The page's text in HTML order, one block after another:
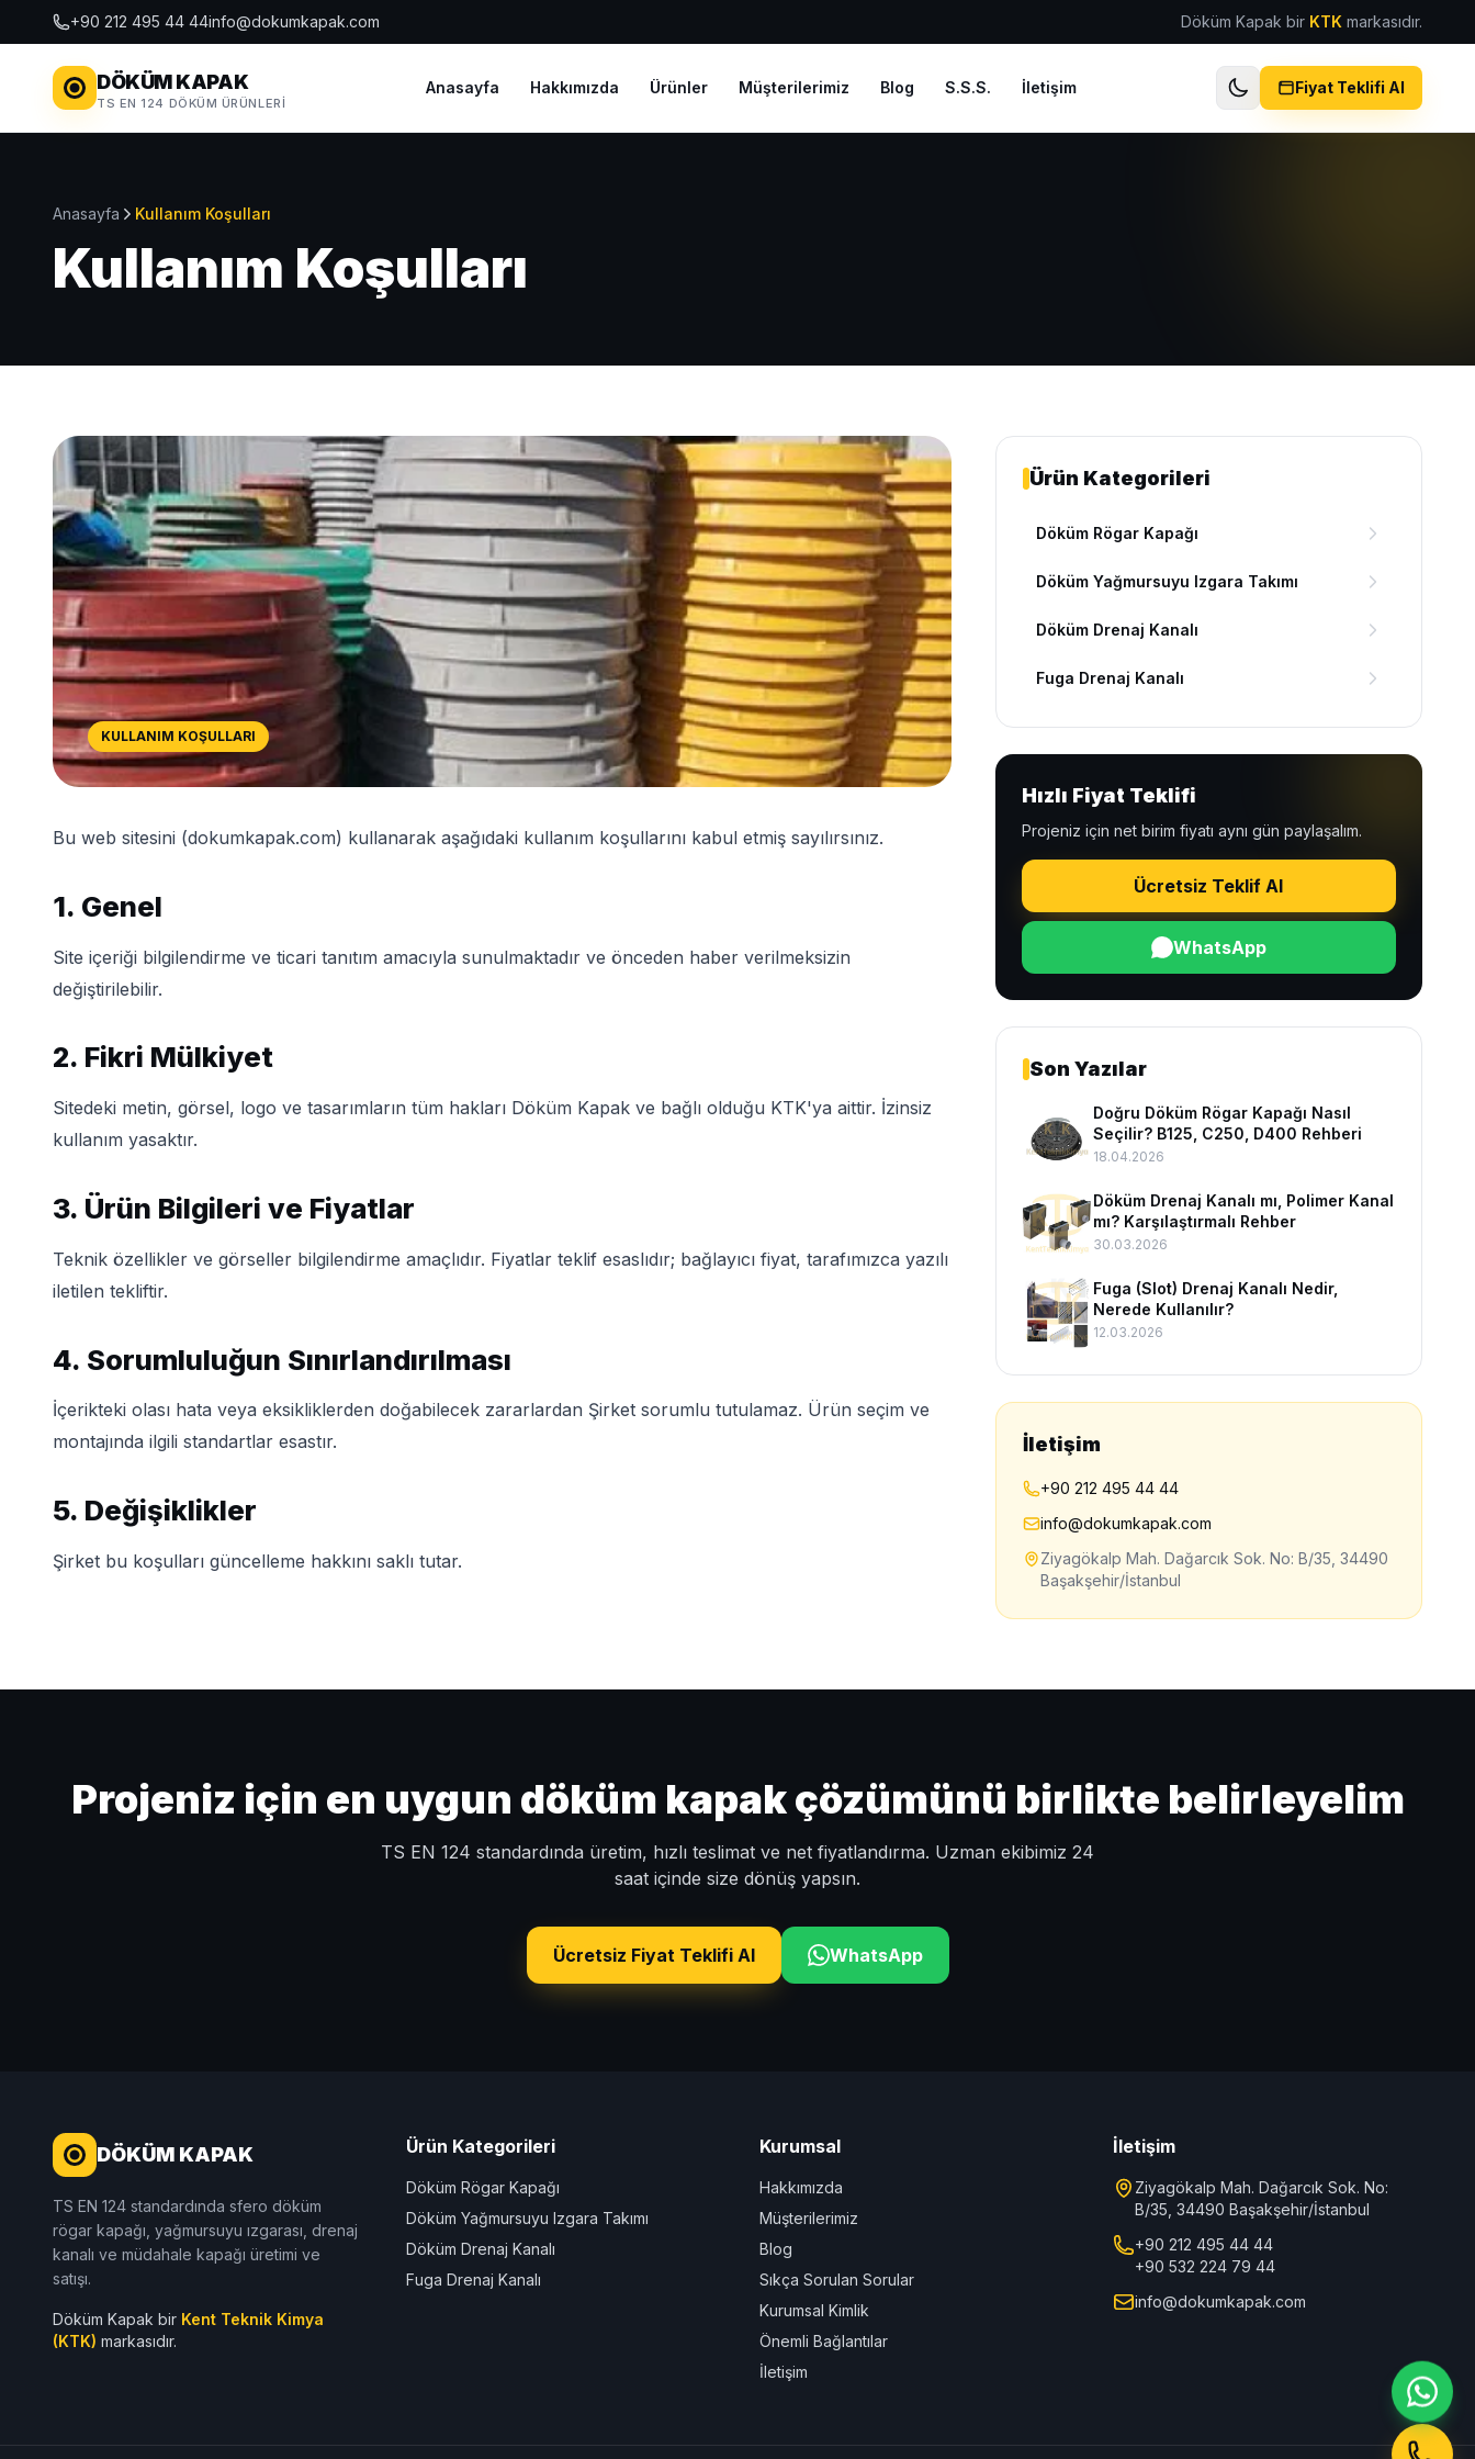
+90 212 495 44 44info@dokumkapak.com Döküm Kapak bir KTK markasıdır.
DÖKÜM KAPAK
TS EN 124 DÖKÜM ÜRÜNLERI
Anasayfa Hakkımızda Ürünler Müşterilerimiz Blog S.S.S. İletişim Fiyat Teklifi Al
Anasayfa Kullanım Koşulları
Kullanım Koşulları
KULLANIM KOŞULLARI
Bu web sitesini (dokumkapak.com) kullanarak aşağıdaki kullanım koşullarını kabul etmiş sayılırsınız.
1. Genel
Site içeriği bilgilendirme ve ticari tanıtım amacıyla sunulmaktadır ve önceden haber verilmeksizin
değiştirilebilir.
2. Fikri Mülkiyet
Sitedeki metin, görsel, logo ve tasarımların tüm hakları Döküm Kapak ve bağlı olduğu KTK'ya aittir. İzinsiz
kullanım yasaktır.
3. Ürün Bilgileri ve Fiyatlar
Teknik özellikler ve görseller bilgilendirme amaçlıdır. Fiyatlar teklif esaslıdır; bağlayıcı fiyat, tarafımızca yazılı
iletilen tekliftir.
4. Sorumluluğun Sınırlandırılması
İçerikteki olası hata veya eksikliklerden doğabilecek zararlardan Şirket sorumlu tutulamaz. Ürün seçim ve
montajında ilgili standartlar esastır.
5. Değişiklikler
Şirket bu koşulları güncelleme hakkını saklı tutar.
Ürün Kategorileri
Döküm Rögar Kapağı
Döküm Yağmursuyu Izgara Takımı
Döküm Drenaj Kanalı
Fuga Drenaj Kanalı
Hızlı Fiyat Teklifi
Projeniz için net birim fiyatı aynı gün paylaşalım.
Ücretsiz Teklif Al
WhatsApp
Son Yazılar
Doğru Döküm Rögar Kapağı Nasıl
Seçilir? B125, C250, D400 Rehberi
18.04.2026
Döküm Drenaj Kanalı mı, Polimer Kanal
mı? Karşılaştırmalı Rehber
30.03.2026
Fuga (Slot) Drenaj Kanalı Nedir,
Nerede Kullanılır?
12.03.2026
İletişim
+90 212 495 44 44
info@dokumkapak.com
Ziyagökalp Mah. Dağarcık Sok. No: B/35, 34490
Başakşehir/İstanbul
Projeniz için en uygun döküm kapak çözümünü birlikte belirleyelim
TS EN 124 standardında üretim, hızlı teslimat ve net fiyatlandırma. Uzman ekibimiz 24
saat içinde size dönüş yapsın.
Ücretsiz Fiyat Teklifi Al WhatsApp
DÖKÜM KAPAK
TS EN 124 standardında sfero döküm
rögar kapağı, yağmursuyu ızgarası, drenaj
kanalı ve müdahale kapağı üretimi ve
satışı.
Döküm Kapak bir Kent Teknik Kimya
(KTK) markasıdır.
Ürün Kategorileri
Döküm Rögar Kapağı
Döküm Yağmursuyu Izgara Takımı
Döküm Drenaj Kanalı
Fuga Drenaj Kanalı
Kurumsal
Hakkımızda
Müşterilerimiz
Blog
Sıkça Sorulan Sorular
Kurumsal Kimlik
Önemli Bağlantılar
İletişim
İletişim
Ziyagökalp Mah. Dağarcık Sok. No:
B/35, 34490 Başakşehir/İstanbul
+90 212 495 44 44
+90 532 224 79 44
info@dokumkapak.com